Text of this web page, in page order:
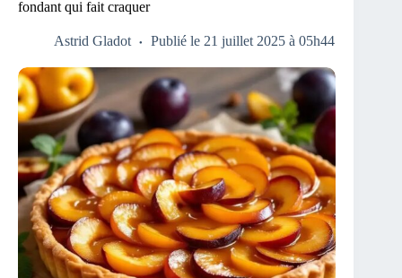
fondant qui fait craquer
Astrid Gladot Publié le 21 juillet 2025 à 05h44